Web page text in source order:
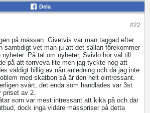
Dela
#22
på mässan. Givetvis var man taggad efter
samtidigt vet man ju att det sällan förekommer
På tal om nyheter, Svivlo hör väl till
på att torrveva lite men jag tyckte nog att
väldigt billig av nån anledning och då jag inte
med skatbon så är den helt ointressant.
svårt, det enda som handlades var 3st
priset av 2.
som var mest intressant att kika på och där
dock inga vidare mässpriser på detta